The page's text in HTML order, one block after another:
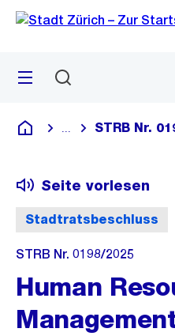
Navigation
Sprunglink
Menü
Deutsch
Blende alle
STRB Nr.
Stadtratsbeschluss
Seite vorlesen
STRB Nr. 0198/2025
Human